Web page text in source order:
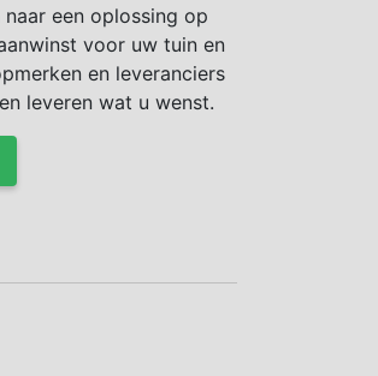
een oplossing op
voor uw tuin en
en leveranciers
leveren wat u wenst.